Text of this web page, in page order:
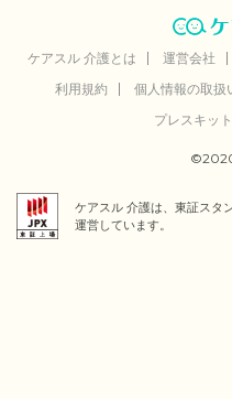
ケアスル 介護とは 運営会社
利用規約
個人情報の取扱
プレスキット
ケアスル 介護は、東証スタ
運営しています。